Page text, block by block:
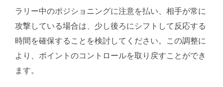
ラリー中のポジショニングに注意を払い、相手が常に
攻撃している場合は、少し後ろにシフトして反応する
時間を確保することを検討してください。この調整に
より、ポイントのコントロールを取り戻すことができ
ます。